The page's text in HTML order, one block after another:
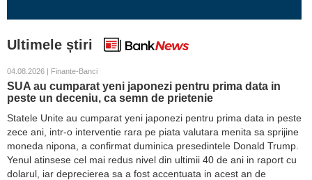
Ultimele știri
04.08.2026 | Finante-Banci
SUA au cumparat yeni japonezi pentru prima data in
peste un deceniu, ca semn de prietenie
Statele Unite au cumparat yeni japonezi pentru prima data in peste
zece ani, intr-o interventie rara pe piata valutara menita sa sprijine
moneda nipona, a confirmat duminica presedintele Donald Trump.
Yenul atinsese cel mai redus nivel din ultimii 40 de ani in raport cu
dolarul, iar deprecierea sa a fost accentuata in acest an de